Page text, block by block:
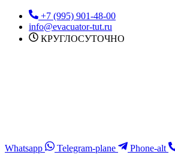
Перейти
содержимому
+7 (995) 901-48-00
info@evacuator-tut.ru
КРУГЛОСУТОЧНО
Whatsapp Telegram-plane Phone-alt